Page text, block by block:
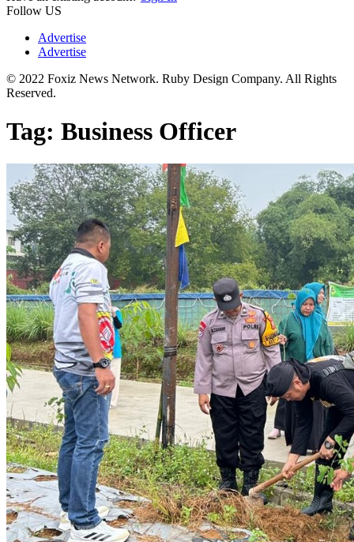
Follow US
Advertise
Advertise
© 2022 Foxiz News Network. Ruby Design Company. All Rights
Reserved.
Tag: Business Officer